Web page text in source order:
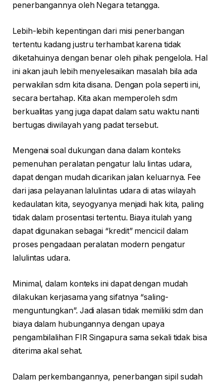
penerbangannya oleh Negara tetangga.
Lebih-lebih kepentingan dari misi penerbangan
tertentu kadang justru terhambat karena tidak
diketahuinya dengan benar oleh pihak pengelola. Hal
ini akan jauh lebih menyelesaikan masalah bila ada
perwakilan sdm kita disana. Dengan pola seperti ini,
secara bertahap. Kita akan memperoleh sdm
berkualitas yang juga dapat dalam satu waktu nanti
bertugas diwilayah yang padat tersebut.
Mengenai soal dukungan dana dalam konteks
pemenuhan peralatan pengatur lalu lintas udara,
dapat dengan mudah dicarikan jalan keluarnya. Fee
dari jasa pelayanan lalulintas udara di atas wilayah
kedaulatan kita, seyogyanya menjadi hak kita, paling
tidak dalam prosentasi tertentu. Biaya itulah yang
dapat digunakan sebagai “kredit” mencicil dalam
proses pengadaan peralatan modern pengatur
lalulintas udara.
Minimal, dalam konteks ini dapat dengan mudah
dilakukan kerjasama yang sifatnya “saling-
menguntungkan”. Jadi alasan tidak memiliki sdm dan
biaya dalam hubungannya dengan upaya
pengambilalihan FIR Singapura sama sekali tidak bisa
diterima akal sehat.
Dalam perkembangannya, penerbangan sipil sudah